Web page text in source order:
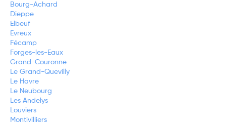
Bourg-Achard
Dieppe
Elbeuf
Evreux
Fécamp
Forges-les-Eaux
Grand-Couronne
Le Grand-Quevilly
Le Havre
Le Neubourg
Les Andelys
Louviers
Montivilliers